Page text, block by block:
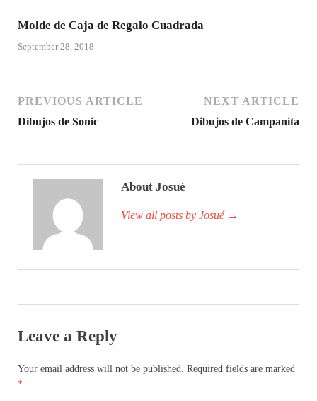
Molde de Caja de Regalo Cuadrada
September 28, 2018
PREVIOUS ARTICLE
Dibujos de Sonic
NEXT ARTICLE
Dibujos de Campanita
About Josué
View all posts by Josué →
Leave a Reply
Your email address will not be published. Required fields are marked
*